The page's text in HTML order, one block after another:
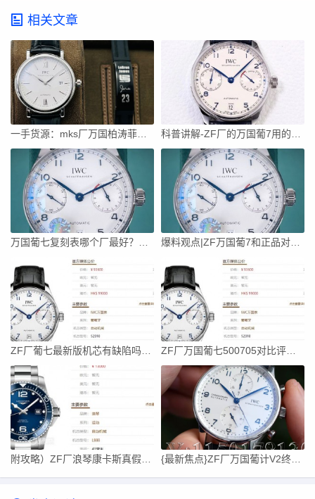
相关文章